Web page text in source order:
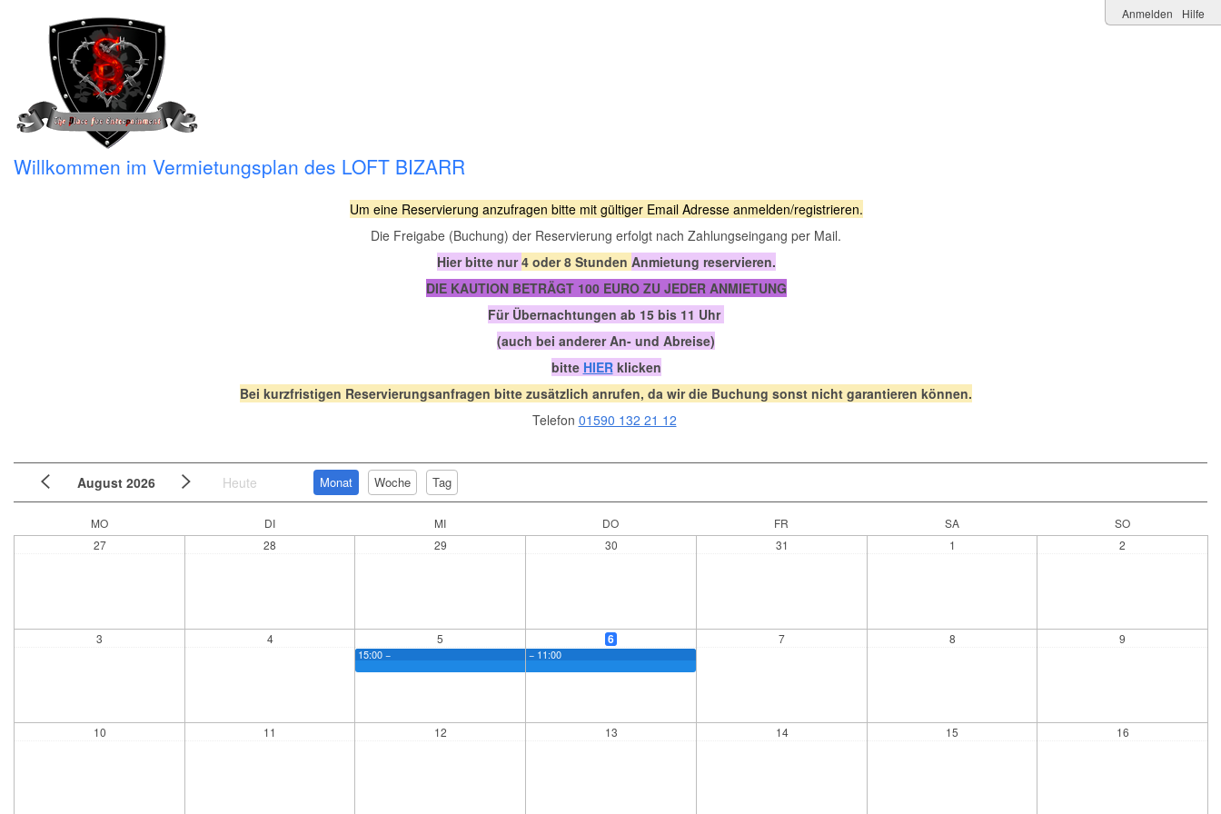
Anmelden Hilfe
Willkommen im Vermietungsplan des LOFT BIZARR
Um eine Reservierung anzufragen bitte mit gültiger Email Adresse anmelden/registrieren.
Die Freigabe (Buchung) der Reservierung erfolgt nach Zahlungseingang per Mail.
Hier bitte nur4 oder 8 Stunden Anmietung reservieren.
DIE KAUTION BETRÄGT 100 EURO ZU JEDER ANMIETUNG
Für Übernachtungen ab 15 bis 11 Uhr
(auch bei anderer An- und Abreise)
bitte HIERklicken
Bei kurzfristigen Reservierungsanfragen bitte zusätzlich anrufen, da wir die Buchung sonst nicht garantieren können.
Telefon 01590 132 21 12
August 2026 Heute Monat Woche Tag
MO DI MI DO FR SA
SO
27
28 29 30 31 1 2
3 4 5
15:00 −
6
− 11:00
7 8 9
10 11 12 13 14 15 16